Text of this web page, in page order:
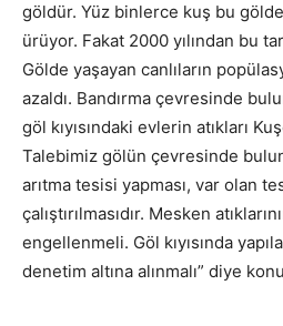
göldür. Yüz binlerce kuş bu
ürüyor. Fakat 2000 yılından bu
Gölde yaşayan canlıların
azaldı. Bandırma çevresinde
göl kıyısındaki evlerin atıkları
Talebimiz gölün çevresinde
arıtma tesisi yapması, var olan
çalıştırılmasıdır. Mesken
engellenmeli. Göl kıyısında
denetim altına alınmalı” diye